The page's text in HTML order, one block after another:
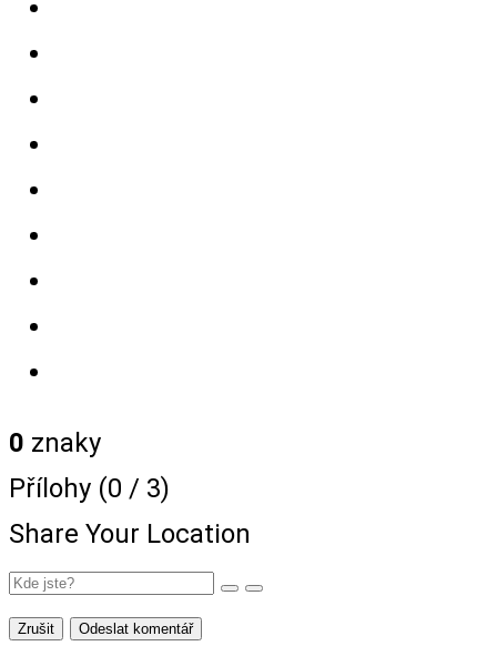
0 znaky
Přílohy (0 / 3)
Share Your Location
Zrušit Odeslat komentář